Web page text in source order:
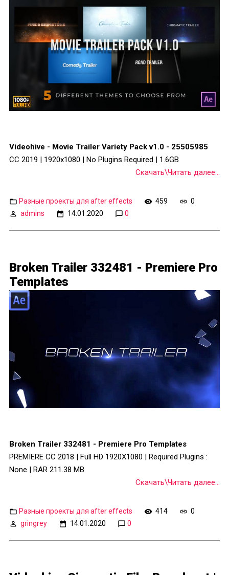
Videohive - Movie Trailer Variety Pack v1.0 - 25505985
CC 2019 | 1920x1080 | No Plugins Required | 1.6GB
Скачать\Читать далее...
Разные проекты для after effects 459
0
admins
14.01.2020 0
Broken Trailer 332481 - Premiere Pro
Templates
Broken Trailer 332481 - Premiere Pro Templates
PREMIERE CC 2018 | Full HD 1920X1080 | Required Plugins :
None | RAR 211.38 MB
Скачать\Читать далее...
Разные проекты для after effects 414
0
gringrey
14.01.2020 0